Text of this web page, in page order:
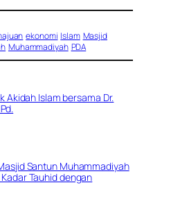
ekonomi Islam Masjid
Muhammadiyah PDA
Akidah Islam bersama Dr.
Santun Muhammadiyah
Tauhid dengan